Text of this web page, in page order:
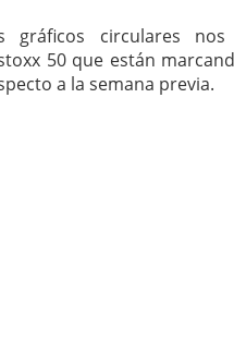
gráficos circulares
50 que están
a la semana previa.